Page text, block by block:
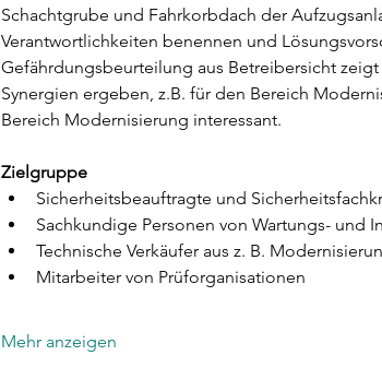
Schachtgrube und Fahrkorbdach der
Verantwortlichkeiten benennen und
Gefährdungsbeurteilung aus Betreibersicht
Synergien ergeben, z.B. für den Bereich
Bereich Modernisierung interessant.
Zielgruppe
Sicherheitsbeauftragte und
Sachkundige Personen von Wartungs- und
Technische Verkäufer aus z. B.
Mitarbeiter von Prüforganisationen
Mehr anzeigen